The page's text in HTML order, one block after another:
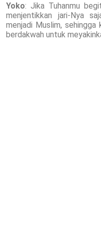
Yoko: Jika Tuhanmu
menjentikkan jari-Nya
menjadi Muslim,
berdakwah untuk